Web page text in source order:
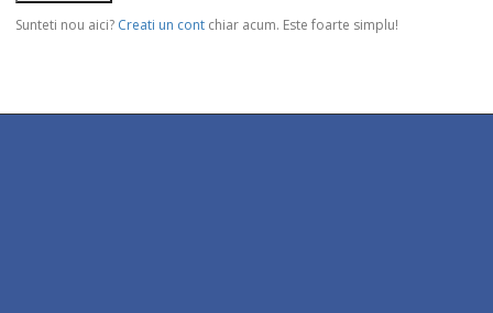
Sunteti nou aici? Creati un cont chiar acum. Este foarte simplu!